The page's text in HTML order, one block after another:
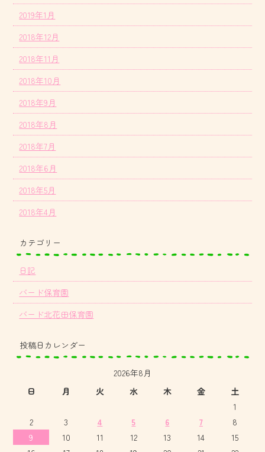
2019年1月
2018年12月
2018年11月
2018年10月
2018年9月
2018年8月
2018年7月
2018年6月
2018年5月
2018年4月
カテゴリー
日記
バード保育園
バード北花田保育園
投稿日カレンダー
2026年8月
日
月 火 水 木 金
土
1
2
3 4 5 6 7
8
9
10 11 12 13 14
15